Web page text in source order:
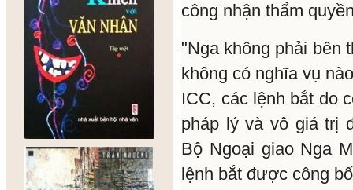
công nhận thẩm
"Nga không phải bên
không có nghĩa vụ
ICC, các lệnh bắt do
pháp lý và vô giá trị
Bộ Ngoại giao Nga
lệnh bắt được công